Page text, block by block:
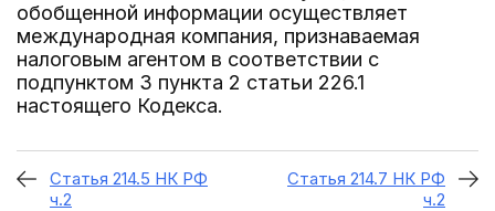
обобщенной информации осуществляет
международная компания, признаваемая
налоговым агентом в соответствии с
подпунктом 3 пункта 2 статьи 226.1
настоящего Кодекса.
Статья 214.5 НК РФ
ч.2
Статья 214.7 НК РФ
ч.2